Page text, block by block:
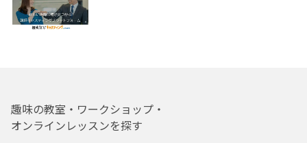
趣味の教室・ワークショップ・
オンラインレッスンを探す